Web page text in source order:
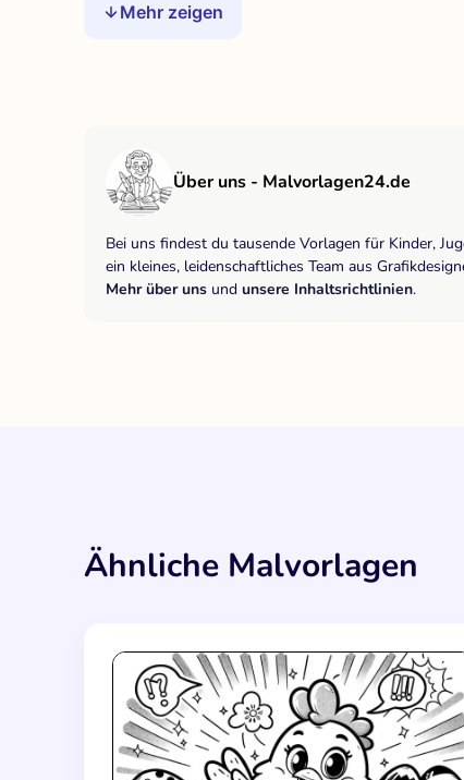
Mehr zeigen
Über uns - Malvorlagen24.de
Bei uns findest du tausende Vorlagen für Kinder,
ein kleines, leidenschaftliches Team aus
Mehr über uns und unsere Inhaltsrichtlinien.
Ähnliche Malvorlagen